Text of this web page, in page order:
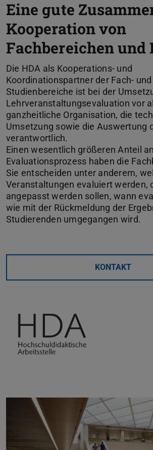
Eine gute
Kooperation von
Fachbereichen und
Die HDA als Kooperations- und
Koordinationspartner der Fach- und
Studienbereiche ist bei der
Lehrveranstaltungsevaluation vor
ganzheitliche Organisation, die
Umsetzung sowie die Auswertung
verantwortlich.
Einen wesentlich größeren Anteil
Evaluationsprozess haben die
Sie entscheiden unter anderem,
Veranstaltungen evaluiert werden,
angepasst werden sollen, wann
wie mit der Rückmeldung der
Studierenden umgegangen wird.
KONTAKT